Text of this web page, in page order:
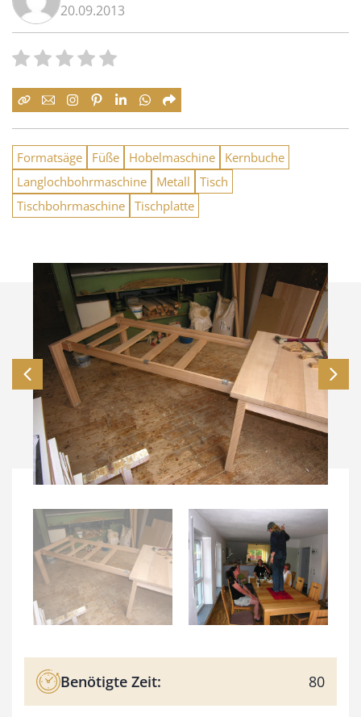
20.09.2013
Formatsäge Füße Hobelmaschine
Kernbuche
Langlochbohrmaschine
Metall
Tisch
Tischbohrmaschine Tischplatte
Benötigte Zeit: 80